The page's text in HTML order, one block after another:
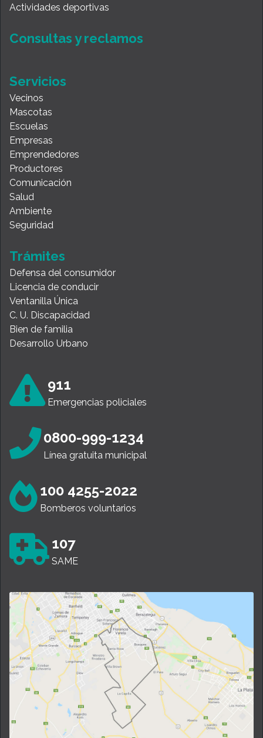
Actividades deportivas
Consultas y reclamos
Servicios
Vecinos
Mascotas
Escuelas
Empresas
Emprendedores
Productores
Comunicación
Salud
Ambiente
Seguridad
Trámites
Defensa del consumidor
Licencia de conducir
Ventanilla Única
C. U. Discapacidad
Bien de familia
Desarrollo Urbano
911
Emergencias policiales
0800-999-1234
Línea gratuita municipal
100 4255-2022
Bomberos voluntarios
107
SAME